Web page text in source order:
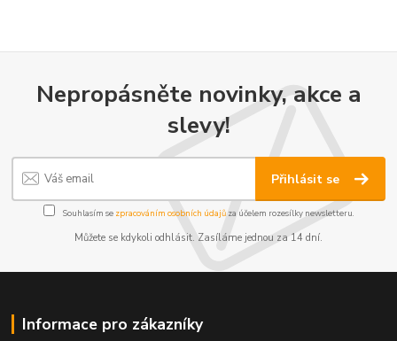
Nepropásněte novinky, akce a
slevy!
Přihlásit se
Souhlasím se zpracováním osobních údajůza účelem rozesílky newsletteru.
Můžete se kdykoli odhlásit. Zasíláme jednou za 14 dní.
Informace pro zákazníky